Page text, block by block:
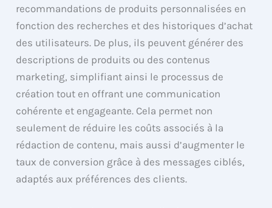
recommandations de produits personnalisées en
fonction des recherches et des historiques d’achat
des utilisateurs. De plus, ils peuvent générer des
descriptions de produits ou des contenus
marketing, simplifiant ainsi le processus de
création tout en offrant une communication
cohérente et engageante. Cela permet non
seulement de réduire les coûts associés à la
rédaction de contenu, mais aussi d’augmenter le
taux de conversion grâce à des messages ciblés,
adaptés aux préférences des clients.